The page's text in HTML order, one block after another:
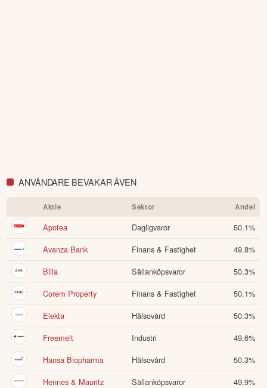
ANVÄNDARE BEVAKAR ÄVEN
Aktie Sektor Andel
Apotea Dagligvaror 50.1%
Avanza Bank
Finans & Fastighet 49.8%
Bilia
Sällanköpsvaror 50.3%
Corem Property
Finans & Fastighet 50.1%
Elekta
Hälsovård 50.3%
Freemelt
Industri 49.6%
Hansa Biopharma
Hälsovård 50.3%
Hennes & Mauritz
Sällanköpsvaror 49.9%